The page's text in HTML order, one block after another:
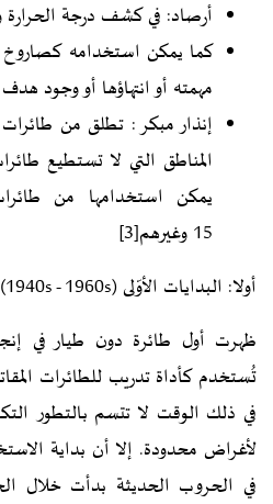
أرصاد: في كشف درجة الحرارة
كما يمكن استخدامه
مهمته أو انتهاؤها أو وجود
إنذار مبكر : تطلق من طائرات
يمكن استخدامها من
15 وغيرهم[3]
أولا: البدايات الأوّلى (1940s - 1960s)
تُستخدم كأداة تدريب للطائرات
في ذلك الوقت لا تتسم بالتطور
لأغراض محدودة. إلا أن بداية